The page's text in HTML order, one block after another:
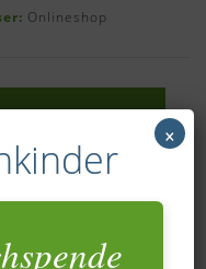
Onlineshop
×